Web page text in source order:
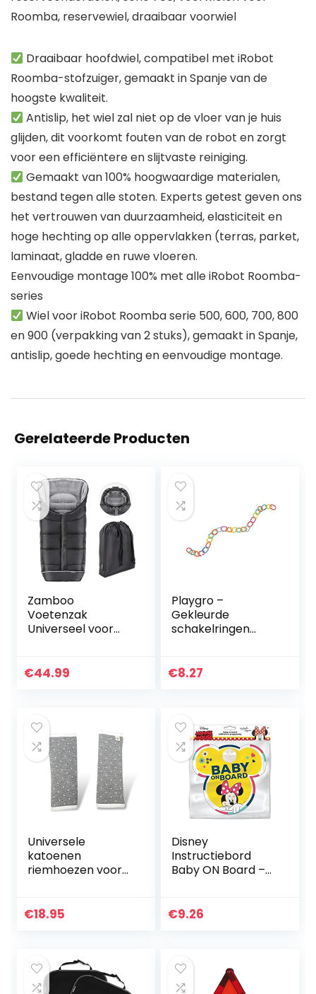
Roomba, reservewiel, draaibaar voorwiel
Draaibaar hoofdwiel, compatibel met iRobot
Roomba-stofzuiger, gemaakt in Spanje van de
hoogste kwaliteit.
Antislip, het wiel zal niet op de vloer van je huis
glijden, dit voorkomt fouten van de robot en zorgt
voor een efficiëntere en slijtvaste reiniging.
Gemaakt van 100% hoogwaardige materialen,
bestand tegen alle stoten. Experts getest geven ons
het vertrouwen van duurzaamheid, elasticiteit en
hoge hechting op alle oppervlakken (terras, parket,
laminaat, gladde en ruwe vloeren.
Eenvoudige montage 100% met alle iRobot Roomba-
series
Wiel voor iRobot Roomba serie 500, 600, 700, 800
en 900 (verpakking van 2 stuks), gemaakt in Spanje,
antislip, goede hechting en eenvoudige montage.
Gerelateerde Producten
Zamboo
Voetenzak
Universeel voor
Buggy – Zachte
met…
€44.99
Playgro –
Gekleurde
schakelringen
€8.27
Universele
katoenen
riemhoezen voor
Riembeschermers
€18.95
Disney
Instructiebord
Baby ON Board –
€9.26